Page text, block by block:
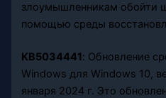
злоумышленникам обойти
помощью среды
KB5034441: Обновление
Windows для Windows 10,
января 2024 г. Это